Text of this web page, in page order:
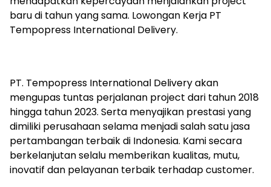
baru di tahun yang sama. Lowongan Kerja PT
Tempopress International Delivery.
PT. Tempopress International Delivery akan
mengupas tuntas perjalanan project dari tahun 2018
hingga tahun 2023. Serta menyajikan prestasi yang
dimiliki perusahaan selama menjadi salah satu jasa
pertambangan terbaik di Indonesia. Kami secara
berkelanjutan selalu memberikan kualitas, mutu,
inovatif dan pelayanan terbaik terhadap customer.